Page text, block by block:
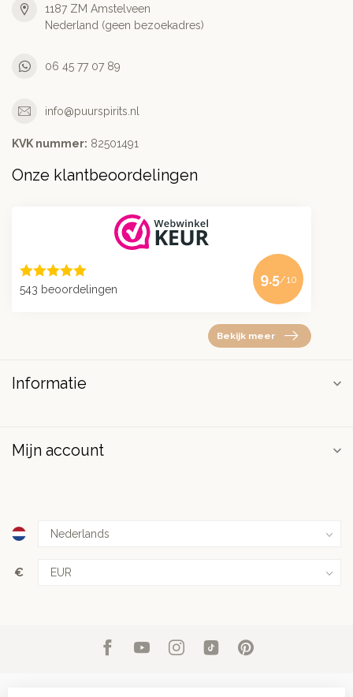
1187 ZM Amstelveen
Nederland (geen bezoekadres)
06 45 77 07 89
info@puurspirits.nl
KVK nummer: 82501491
Onze klantbeoordelingen
543 beoordelingen
9.5/10
Bekijk meer
Informatie
Mijn account
€